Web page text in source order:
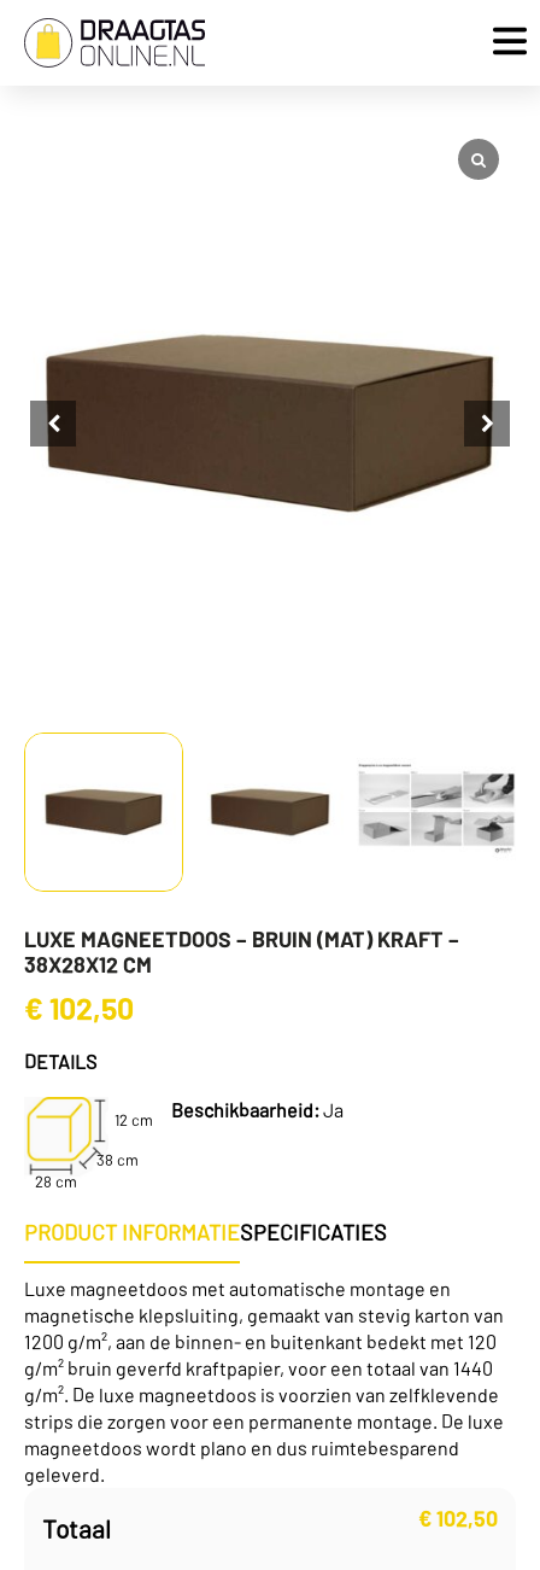
LUXE MAGNEETDOOS – BRUIN (MAT) KRAFT –
38X28X12 CM
€ 102,50
DETAILS
12 cm
38 cm
28 cm
Beschikbaarheid:Ja
PRODUCT INFORMATIESPECIFICATIES
Luxe magneetdoos met automatische montage en
magnetische klepsluiting, gemaakt van stevig karton van
1200 g/m², aan de binnen- en buitenkant bedekt met 120
g/m² bruin geverfd kraftpapier, voor een totaal van 1440
g/m². De luxe magneetdoos is voorzien van zelfklevende
strips die zorgen voor een permanente montage. De luxe
magneetdoos wordt plano en dus ruimtebesparend
geleverd.
Totaal €102,50